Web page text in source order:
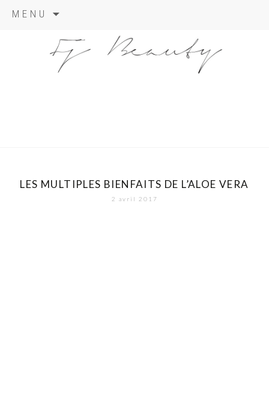
MENU
content
LES MULTIPLES BIENFAITS DE L’ALOE VERA
2 avril 2017